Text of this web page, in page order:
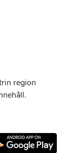
region